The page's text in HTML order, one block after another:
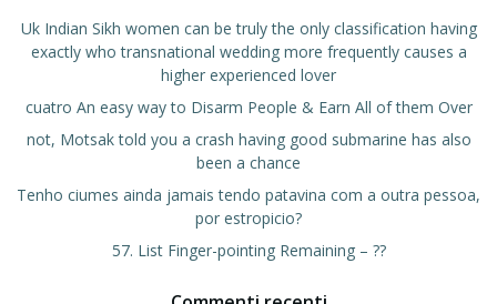
Uk Indian Sikh women can be truly the only classification having
exactly who transnational wedding more frequently causes a
higher experienced lover
cuatro An easy way to Disarm People & Earn All of them Over
not, Motsak told you a crash having good submarine has also
been a chance
Tenho ciumes ainda jamais tendo patavina com a outra pessoa,
por estropicio?
57. List Finger-pointing Remaining – ??